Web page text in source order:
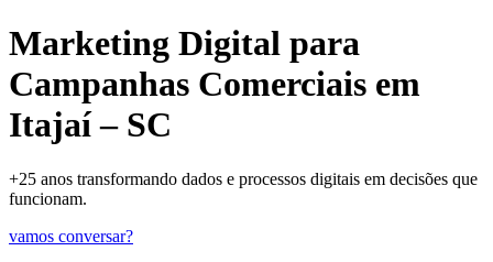
Marketing Digital para
Campanhas Comerciais em
Itajaí – SC
+25 anos transformando dados e processos digitais em decisões que
funcionam.
vamos conversar?